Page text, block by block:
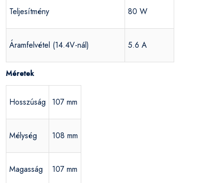
Teljesítmény 80 W
Áramfelvétel (14.4V-nál) 5.6 A
Méretek
Hosszúság 107 mm
Mélység 108 mm
Magasság 107 mm